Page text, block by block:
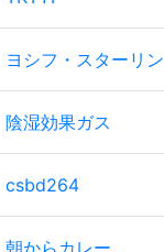
ヨシフ・スターリン
陰湿効果ガス
csbd264
朝からカレー